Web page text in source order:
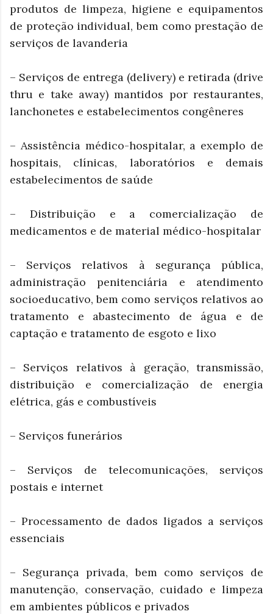
produtos de limpeza, higiene e equipamentos
de proteção individual, bem como prestação de
serviços de lavanderia
– Serviços de entrega (delivery) e retirada (drive
thru e take away) mantidos por restaurantes,
lanchonetes e estabelecimentos congêneres
– Assistência médico-hospitalar, a exemplo de
hospitais, clínicas, laboratórios e demais
estabelecimentos de saúde
– Distribuição e a comercialização de
medicamentos e de material médico-hospitalar
– Serviços relativos à segurança pública,
administração penitenciária e atendimento
socioeducativo, bem como serviços relativos ao
tratamento e abastecimento de água e de
captação e tratamento de esgoto e lixo
– Serviços relativos à geração, transmissão,
distribuição e comercialização de energia
elétrica, gás e combustíveis
– Serviços funerários
– Serviços de telecomunicações, serviços
postais e internet
– Processamento de dados ligados a serviços
essenciais
– Segurança privada, bem como serviços de
manutenção, conservação, cuidado e limpeza
em ambientes públicos e privados